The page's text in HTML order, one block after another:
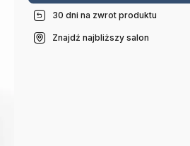
30 dni na zwrot produktu
Znajdź najbliższy salon